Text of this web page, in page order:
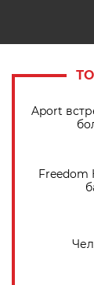
Aport
Freedom